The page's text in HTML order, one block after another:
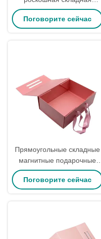
подарочная коробка из
жесткого картона с
Поговорите сейчас
Прямоугольные складные
магнитные подарочные
коробки из картона оптом,
складная подарочная
Поговорите сейчас